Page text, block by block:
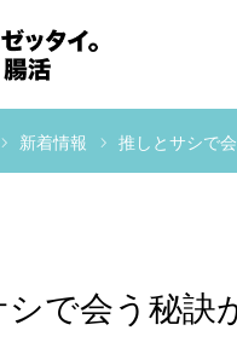
新着情報 推しとサシで
で会う秘訣